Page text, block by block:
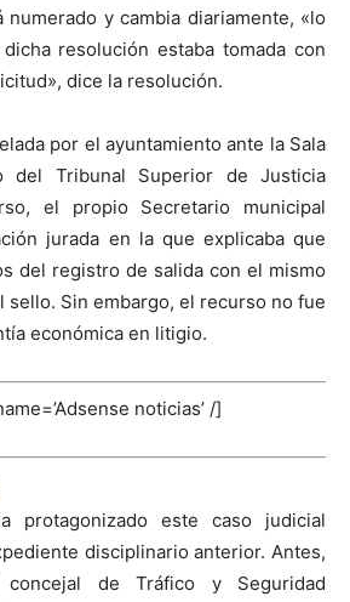
y cambia diariamente, «lo
resolución estaba tomada con
dice la resolución.
por el ayuntamiento ante la Sala
del Tribunal Superior de Justicia
el propio Secretario municipal
jurada en la que explicaba que
del registro de salida con el mismo
sello. Sin embargo, el recurso no fue
económica en litigio.
noticias’ /]
protagonizado este caso judicial
disciplinario anterior. Antes,
de Tráfico y Seguridad